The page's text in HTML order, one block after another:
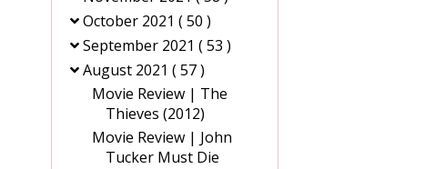
October 2021 ( 50 )
September 2021 ( 53 )
August 2021 ( 57 )
Movie Review | The
Thieves (2012)
Movie Review | John
Tucker Must Die